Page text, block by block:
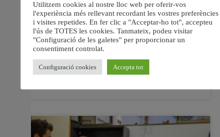
de clausura celebrat en el Centre d’Interpretació de la
Naturalesa Sis nous alumnes i alumnes amb
discapacitat intel·lectual s’han convertit en experts
mediambientals després de participar en el “Curs de
Voluntariat Mediambiental”, que imparteix l’Equip
Inspira’t, i en el qual col·labora